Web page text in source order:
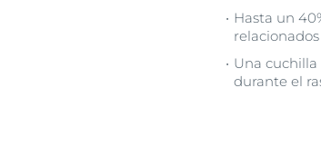
Hasta un
Una
durante el